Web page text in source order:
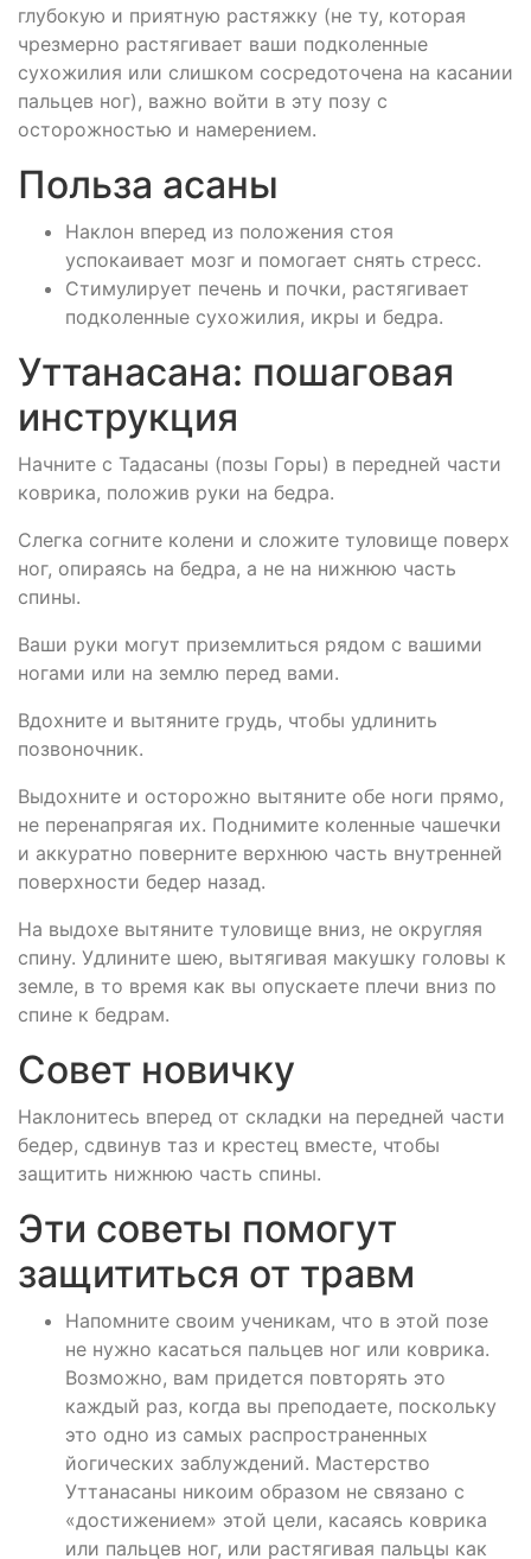
глубокую и приятную растяжку (не ту, которая
чрезмерно растягивает ваши подколенные
сухожилия или слишком сосредоточена на касании
пальцев ног), важно войти в эту позу с
осторожностью и намерением.
Польза асаны
Наклон вперед из положения стоя
успокаивает мозг и помогает снять стресс.
Стимулирует печень и почки, растягивает
подколенные сухожилия, икры и бедра.
Уттанасана: пошаговая
инструкция
Начните с Тадасаны (позы Горы) в передней части
коврика, положив руки на бедра.
Слегка согните колени и сложите туловище поверх
ног, опираясь на бедра, а не на нижнюю часть
спины.
Ваши руки могут приземлиться рядом с вашими
ногами или на землю перед вами.
Вдохните и вытяните грудь, чтобы удлинить
позвоночник.
Выдохните и осторожно вытяните обе ноги прямо,
не перенапрягая их. Поднимите коленные чашечки
и аккуратно поверните верхнюю часть внутренней
поверхности бедер назад.
На выдохе вытяните туловище вниз, не округляя
спину. Удлините шею, вытягивая макушку головы к
земле, в то время как вы опускаете плечи вниз по
спине к бедрам.
Совет новичку
Наклонитесь вперед от складки на передней части
бедер, сдвинув таз и крестец вместе, чтобы
защитить нижнюю часть спины.
Эти советы помогут
защититься от травм
Напомните своим ученикам, что в этой позе
не нужно касаться пальцев ног или коврика.
Возможно, вам придется повторять это
каждый раз, когда вы преподаете, поскольку
это одно из самых распространенных
йогических заблуждений. Мастерство
Уттанасаны никоим образом не связано с
«достижением» этой цели, касаясь коврика
или пальцев ног, или растягивая пальцы как